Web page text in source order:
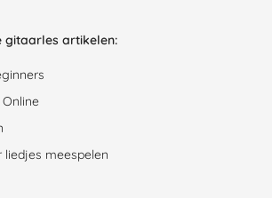
gitaarles artikelen:
liedjes meespelen